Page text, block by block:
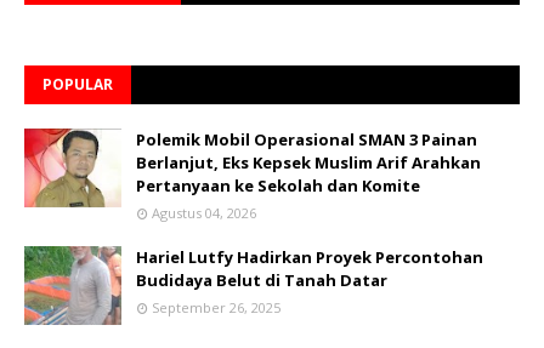
POPULAR
Polemik Mobil Operasional SMAN 3 Painan
Berlanjut, Eks Kepsek Muslim Arif Arahkan
Pertanyaan ke Sekolah dan Komite
Agustus 04, 2026
Hariel Lutfy Hadirkan Proyek Percontohan
Budidaya Belut di Tanah Datar
September 26, 2025